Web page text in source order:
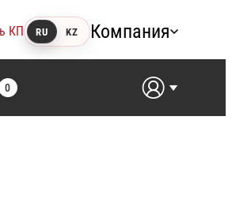
КП RU KZ Компания
0